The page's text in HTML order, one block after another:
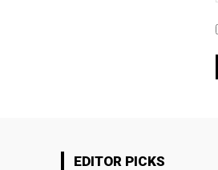
EDITOR PICKS